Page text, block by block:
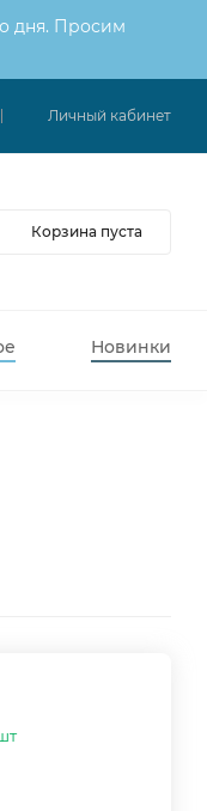
дня. Просим
Личный кабинет
Корзина пуста
Новинки